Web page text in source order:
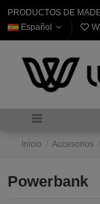
PRODUCTOS DE
Español
Inicio Accesorios
Powerbank